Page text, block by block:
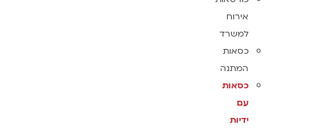
אירוח
למשרד
כסאות
המתנה
כסאות
עם
ידיות